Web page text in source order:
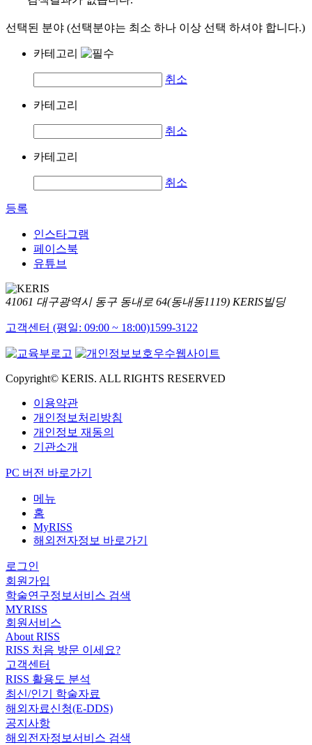
선택된 분야 (선택분야는 최소 하나 이상 선택 하셔야 합니다.)
카테고리
취소
카테고리
취소
카테고리
취소
등록
인스타그램
페이스북
유튜브
41061 대구광역시 동구 동내로 64(동내동1119) KERIS빌딩
고객센터 (평일: 09:00 ~ 18:00)1599-3122
Copyright© KERIS. ALL RIGHTS RESERVED
이용약관
개인정보처리방침
개인정보 재동의
기관소개
PC 버전 바로가기
메뉴
홈
MyRISS
해외전자정보 바로가기
로그인
회원가입
학술연구정보서비스 검색
MYRISS
회원서비스
About RISS
RISS 처음 방문 이세요?
고객센터
RISS 활용도 분석
최신/인기 학술자료
해외자료신청(E-DDS)
공지사항
해외전자정보서비스 검색